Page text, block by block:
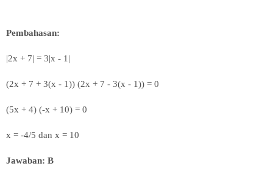
Pembahasan:
|2x + 7| = 3|x - 1|
(2x + 7 + 3(x - 1)) (2x + 7 - 3(x - 1)) = 0
(5x + 4) (-x + 10) = 0
x = -4/5 dan x = 10
Jawaban: B